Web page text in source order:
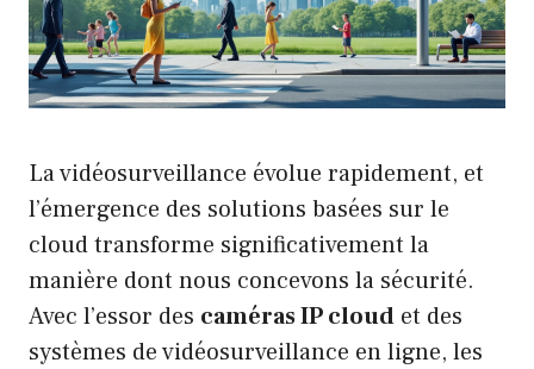
La vidéosurveillance évolue rapidement, et
l’émergence des solutions basées sur le
cloud transforme significativement la
manière dont nous concevons la sécurité.
Avec l’essor des caméras IP cloud et des
systèmes de vidéosurveillance en ligne, les